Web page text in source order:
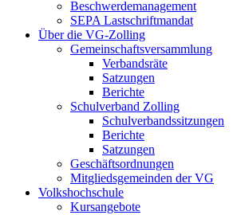
Beschwerdemanagement
SEPA Lastschriftmandat
Über die VG-Zolling
Gemeinschaftsversammlung
Verbandsräte
Satzungen
Berichte
Schulverband Zolling
Schulverbandssitzungen
Berichte
Satzungen
Geschäftsordnungen
Mitgliedsgemeinden der VG
Volkshochschule
Kursangebote